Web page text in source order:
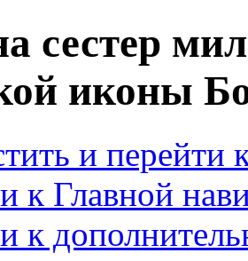
и перейти
к Главной
к